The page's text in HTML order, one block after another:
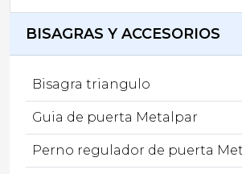
BISAGRAS Y ACCESORIOS
Bisagra triangulo
Guia de puerta Metalpar
Perno regulador de puerta